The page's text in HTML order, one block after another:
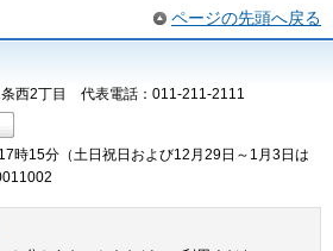
ページの先頭へ戻る
条西2丁目 代表電話：011-211-2111
時15分（土日祝日および12月29日～1月3日は